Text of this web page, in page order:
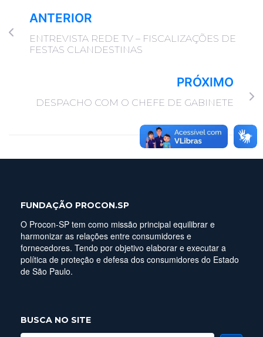
ANTERIOR
ENTREVISTA REDE TV – FISCALIZAÇÕES DE
FESTAS CLANDESTINAS
PRÓXIMO
DESPACHO COM O CHEFE DE GABINETE
FUNDAÇÃO PROCON.SP
O Procon-SP tem como missão principal equilibrar e
harmonizar as relações entre consumidores e
fornecedores. Tendo por objetivo elaborar e executar a
política de proteção e defesa dos consumidores do Estado
de São Paulo.
BUSCA NO SITE